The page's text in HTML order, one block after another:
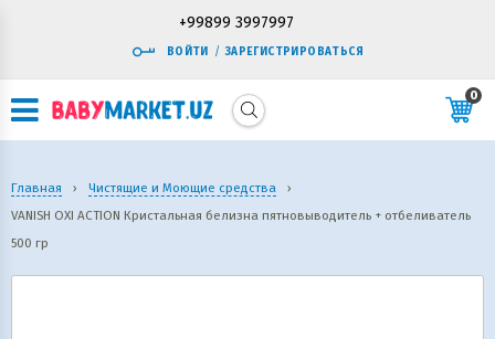
+99899 3997997
ВОЙТИ / ЗАРЕГИСТРИРОВАТЬСЯ
0
Главная › Чистящие и Моющие средства
›
VANISH OXI ACTION Кристальная белизна пятновыводитель + отбеливатель
500 гр